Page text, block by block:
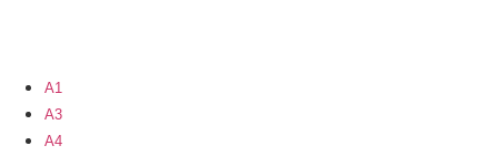
A1
A3
A4